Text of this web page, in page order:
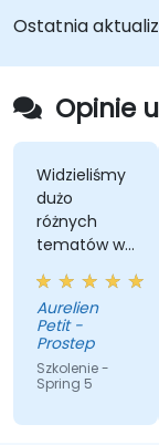
Ostatnia
Opinie
Widzieliśmy
dużo
różnych
tematów w
krótkim
czasie
Aurelien
Petit -
Prostep
Szkolenie -
Spring 5